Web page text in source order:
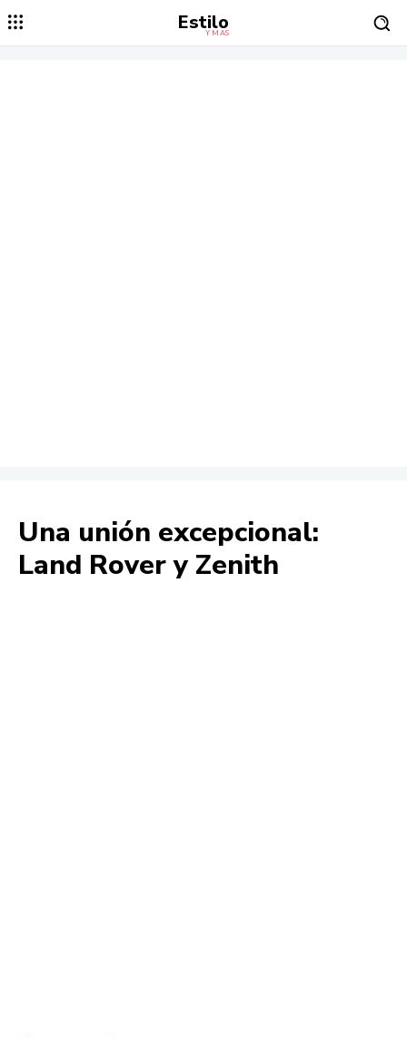
Estilo
Y MÁS
Una unión excepcional:
Land Rover y Zenith